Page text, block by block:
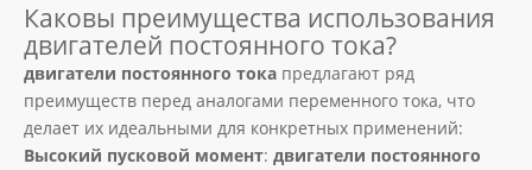
Каковы преимущества использования
двигателей постоянного тока?
двигатели постоянного тока предлагают ряд
преимуществ перед аналогами переменного тока, что
делает их идеальными для конкретных применений:
Высокий пусковой момент: двигатели постоянного